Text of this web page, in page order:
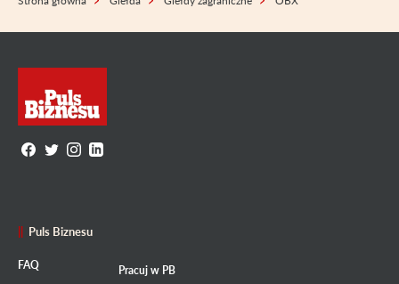
Puls Biznesu
FAQ Pracuj w PB